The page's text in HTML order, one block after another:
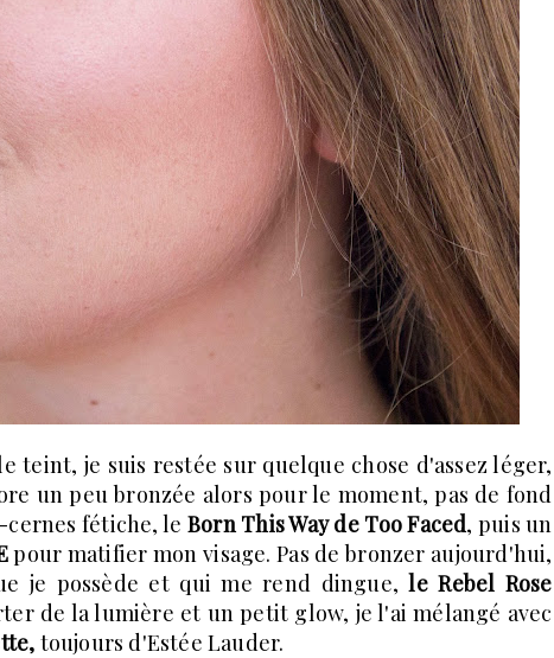
teint, je suis restée sur quelque chose d'assez léger,
un peu bronzée alors pour le moment, pas de fond
cernes fétiche, le Born This Way de Too Faced, puis un
pour matifier mon visage. Pas de bronzer aujourd'hui,
je possède et qui me rend dingue,le Rebel Rose
de la lumière et un petit glow, je l'ai mélangé avec
toujours d'Estée Lauder.